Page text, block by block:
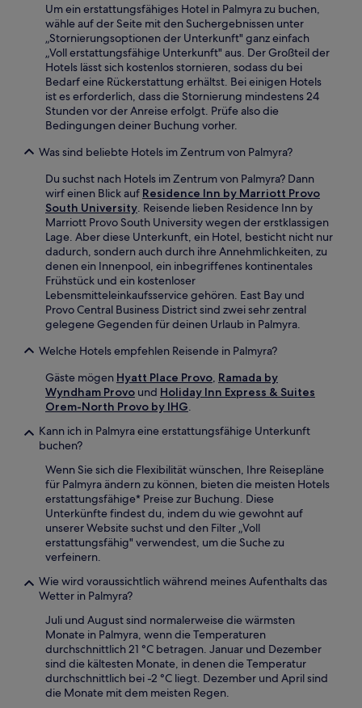
Um ein erstattungsfähiges Hotel in Palmyra zu buchen,
wähle auf der Seite mit den Suchergebnissen unter
„Stornierungsoptionen der Unterkunft" ganz einfach
„Voll erstattungsfähige Unterkunft" aus. Der Großteil der
Hotels lässt sich kostenlos stornieren, sodass du bei
Bedarf eine Rückerstattung erhältst. Bei einigen Hotels
ist es erforderlich, dass die Stornierung mindestens 24
Stunden vor der Anreise erfolgt. Prüfe also die
Bedingungen deiner Buchung vorher.
Was sind beliebte Hotels im Zentrum von Palmyra?
Du suchst nach Hotels im Zentrum von Palmyra? Dann
wirf einen Blick auf Residence Inn by Marriott Provo
South University. Reisende lieben Residence Inn by
Marriott Provo South University wegen der erstklassigen
Lage. Aber diese Unterkunft, ein Hotel, besticht nicht nur
dadurch, sondern auch durch ihre Annehmlichkeiten, zu
denen ein Innenpool, ein inbegriffenes kontinentales
Frühstück und ein kostenloser
Lebensmitteleinkaufsservice gehören. East Bay und
Provo Central Business District sind zwei sehr zentral
gelegene Gegenden für deinen Urlaub in Palmyra.
Welche Hotels empfehlen Reisende in Palmyra?
Gäste mögen Hyatt Place Provo, Ramada by
Wyndham Provo und Holiday Inn Express & Suites
Orem-North Provo by IHG.
Kann ich in Palmyra eine erstattungsfähige Unterkunft
buchen?
Wenn Sie sich die Flexibilität wünschen, Ihre Reisepläne
für Palmyra ändern zu können, bieten die meisten Hotels
erstattungsfähige* Preise zur Buchung. Diese
Unterkünfte findest du, indem du wie gewohnt auf
unserer Website suchst und den Filter „Voll
erstattungsfähig" verwendest, um die Suche zu
verfeinern.
Wie wird voraussichtlich während meines Aufenthalts das
Wetter in Palmyra?
Juli und August sind normalerweise die wärmsten
Monate in Palmyra, wenn die Temperaturen
durchschnittlich 21 °C betragen. Januar und Dezember
sind die kältesten Monate, in denen die Temperatur
durchschnittlich bei -2 °C liegt. Dezember und April sind
die Monate mit dem meisten Regen.